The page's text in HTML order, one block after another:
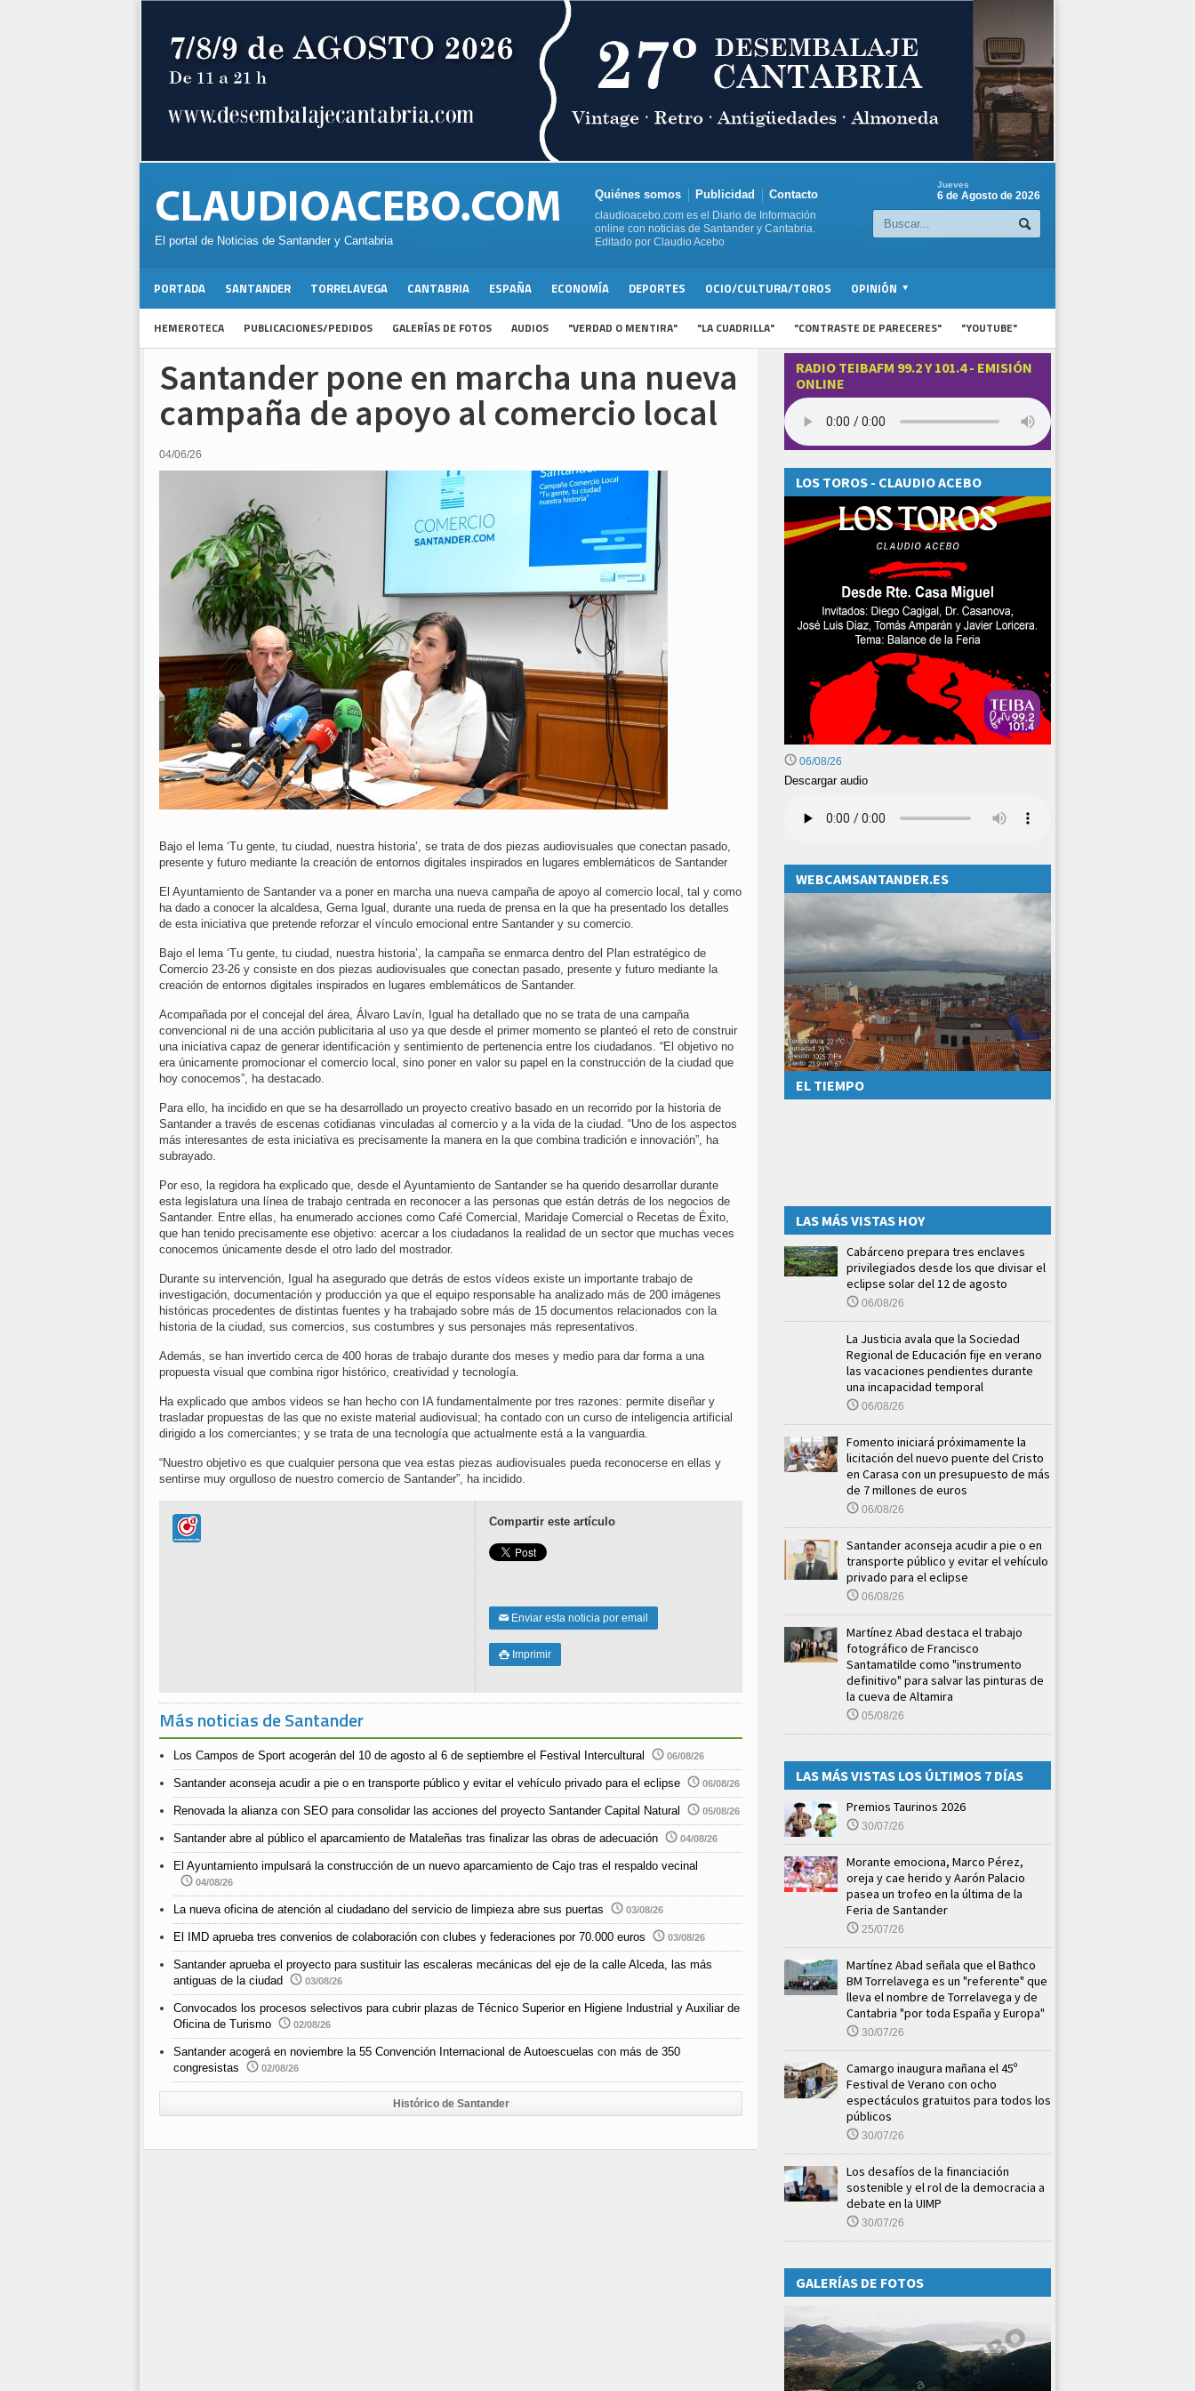
El portal de Noticias de Santander y Cantabria
Quiénes somos Publicidad Contacto
claudioacebo.com es el Diario de Información
online con noticias de Santander y Cantabria.
Editado por Claudio Acebo
Jueves
6 de Agosto de 2026
PORTADA SANTANDER TORRELAVEGA CANTABRIA ESPAÑA ECONOMÍA DEPORTES OCIO/CULTURA/TOROS OPINIÓN
HEMEROTECA PUBLICACIONES/PEDIDOS GALERÍAS DE FOTOS AUDIOS "VERDAD O MENTIRA" "LA CUADRILLA" "CONTRASTE DE PARECERES" "YOUTUBE"
Santander pone en marcha una nueva
campaña de apoyo al comercio local
04/06/26
Bajo el lema ‘Tu gente, tu ciudad, nuestra historia’, se trata de dos piezas audiovisuales que conectan pasado,
presente y futuro mediante la creación de entornos digitales inspirados en lugares emblemáticos de Santander
El Ayuntamiento de Santander va a poner en marcha una nueva campaña de apoyo al comercio local, tal y como
ha dado a conocer la alcaldesa, Gema Igual, durante una rueda de prensa en la que ha presentado los detalles
de esta iniciativa que pretende reforzar el vínculo emocional entre Santander y su comercio.
Bajo el lema ‘Tu gente, tu ciudad, nuestra historia’, la campaña se enmarca dentro del Plan estratégico de
Comercio 23-26 y consiste en dos piezas audiovisuales que conectan pasado, presente y futuro mediante la
creación de entornos digitales inspirados en lugares emblemáticos de Santander.
Acompañada por el concejal del área, Álvaro Lavín, Igual ha detallado que no se trata de una campaña
convencional ni de una acción publicitaria al uso ya que desde el primer momento se planteó el reto de construir
una iniciativa capaz de generar identificación y sentimiento de pertenencia entre los ciudadanos. “El objetivo no
era únicamente promocionar el comercio local, sino poner en valor su papel en la construcción de la ciudad que
hoy conocemos”, ha destacado.
Para ello, ha incidido en que se ha desarrollado un proyecto creativo basado en un recorrido por la historia de
Santander a través de escenas cotidianas vinculadas al comercio y a la vida de la ciudad. “Uno de los aspectos
más interesantes de esta iniciativa es precisamente la manera en la que combina tradición e innovación”, ha
subrayado.
Por eso, la regidora ha explicado que, desde el Ayuntamiento de Santander se ha querido desarrollar durante
esta legislatura una línea de trabajo centrada en reconocer a las personas que están detrás de los negocios de
Santander. Entre ellas, ha enumerado acciones como Café Comercial, Maridaje Comercial o Recetas de Éxito,
que han tenido precisamente ese objetivo: acercar a los ciudadanos la realidad de un sector que muchas veces
conocemos únicamente desde el otro lado del mostrador.
Durante su intervención, Igual ha asegurado que detrás de estos vídeos existe un importante trabajo de
investigación, documentación y producción ya que el equipo responsable ha analizado más de 200 imágenes
históricas procedentes de distintas fuentes y ha trabajado sobre más de 15 documentos relacionados con la
historia de la ciudad, sus comercios, sus costumbres y sus personajes más representativos.
Además, se han invertido cerca de 400 horas de trabajo durante dos meses y medio para dar forma a una
propuesta visual que combina rigor histórico, creatividad y tecnología.
Ha explicado que ambos videos se han hecho con IA fundamentalmente por tres razones: permite diseñar y
trasladar propuestas de las que no existe material audiovisual; ha contado con un curso de inteligencia artificial
dirigido a los comerciantes; y se trata de una tecnología que actualmente está a la vanguardia.
“Nuestro objetivo es que cualquier persona que vea estas piezas audiovisuales pueda reconocerse en ellas y
sentirse muy orgulloso de nuestro comercio de Santander”, ha incidido.
Compartir este artículo
✉ Enviar esta noticia por email
 Imprimir
Más noticias de Santander
Los Campos de Sport acogerán del 10 de agosto al 6 de septiembre el Festival Intercultural 06/08/26
Santander aconseja acudir a pie o en transporte público y evitar el vehículo privado para el eclipse 06/08/26
Renovada la alianza con SEO para consolidar las acciones del proyecto Santander Capital Natural 05/08/26
Santander abre al público el aparcamiento de Mataleñas tras finalizar las obras de adecuación 04/08/26
El Ayuntamiento impulsará la construcción de un nuevo aparcamiento de Cajo tras el respaldo vecinal
04/08/26
La nueva oficina de atención al ciudadano del servicio de limpieza abre sus puertas 03/08/26
El IMD aprueba tres convenios de colaboración con clubes y federaciones por 70.000 euros 03/08/26
Santander aprueba el proyecto para sustituir las escaleras mecánicas del eje de la calle Alceda, las más
antiguas de la ciudad
03/08/26
Convocados los procesos selectivos para cubrir plazas de Técnico Superior en Higiene Industrial y Auxiliar de
Oficina de Turismo
02/08/26
Santander acogerá en noviembre la 55 Convención Internacional de Autoescuelas con más de 350
congresistas
02/08/26
Histórico de Santander
RADIO TEIBAFM 99.2 Y 101.4 - EMISIÓN
ONLINE
LOS TOROS - CLAUDIO ACEBO
06/08/26
Descargar audio
WEBCAMSANTANDER.ES
EL TIEMPO
LAS MÁS VISTAS HOY
Cabárceno prepara tres enclaves
privilegiados desde los que divisar el
eclipse solar del 12 de agosto
06/08/26
La Justicia avala que la Sociedad
Regional de Educación fije en verano
las vacaciones pendientes durante
una incapacidad temporal
06/08/26
Fomento iniciará próximamente la
licitación del nuevo puente del Cristo
en Carasa con un presupuesto de más
de 7 millones de euros
06/08/26
Santander aconseja acudir a pie o en
transporte público y evitar el vehículo
privado para el eclipse
06/08/26
Martínez Abad destaca el trabajo
fotográfico de Francisco
Santamatilde como "instrumento
definitivo" para salvar las pinturas de
la cueva de Altamira
05/08/26
LAS MÁS VISTAS LOS ÚLTIMOS 7 DÍAS
Premios Taurinos 2026
30/07/26
Morante emociona, Marco Pérez,
oreja y cae herido y Aarón Palacio
pasea un trofeo en la última de la
Feria de Santander
25/07/26
Martínez Abad señala que el Bathco
BM Torrelavega es un "referente" que
lleva el nombre de Torrelavega y de
Cantabria "por toda España y Europa"
30/07/26
Camargo inaugura mañana el 45º
Festival de Verano con ocho
espectáculos gratuitos para todos los
públicos
30/07/26
Los desafíos de la financiación
sostenible y el rol de la democracia a
debate en la UIMP
30/07/26
GALERÍAS DE FOTOS